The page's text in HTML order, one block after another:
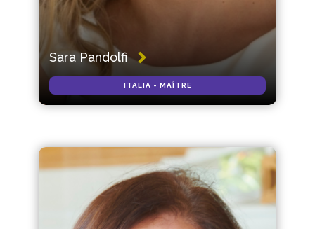
Sara Pandolfi
ITALIA - MAÎTRE